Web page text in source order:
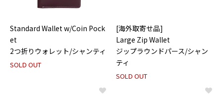
Standard Wallet w/Coin Pock
et
2つ折りウォレット/シャンティ
SOLD OUT
[海外取寄せ品]
Large Zip Wallet
ジップラウンドパース/シャン
ティ
SOLD OUT